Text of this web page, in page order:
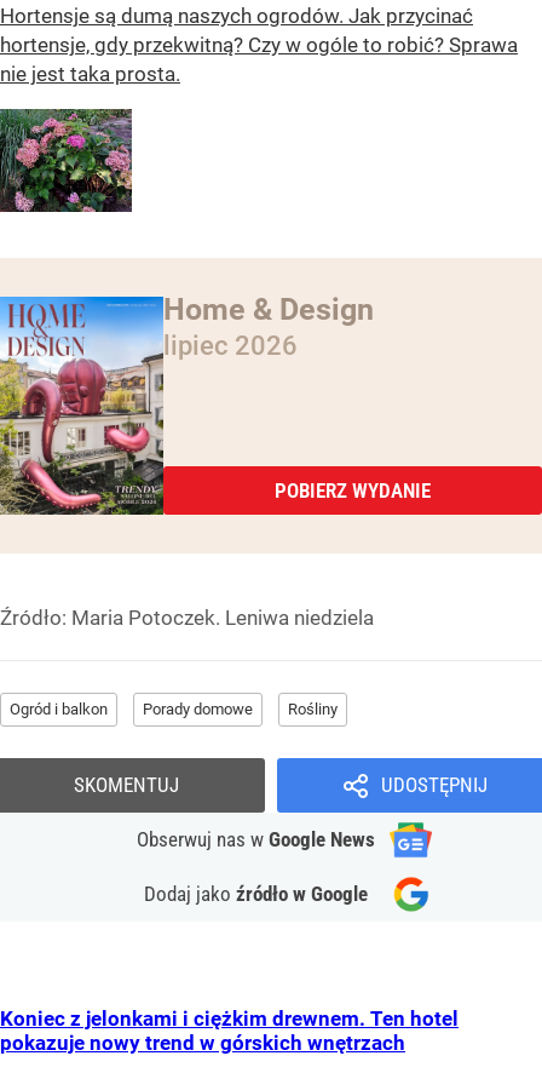
Hortensje są dumą naszych ogrodów. Jak przycinać
hortensje, gdy przekwitną? Czy w ogóle to robić? Sprawa
nie jest taka prosta.
Home & Design
lipiec 2026
POBIERZ WYDANIE
Źródło: Maria Potoczek. Leniwa niedziela
Ogród i balkon Porady domowe Rośliny
UDOSTĘPNIJ
Obserwuj nas w Google News
Dodaj jako źródło w Google
SKOMENTUJ
Koniec z jelonkami i ciężkim drewnem. Ten hotel
pokazuje nowy trend w górskich wnętrzach